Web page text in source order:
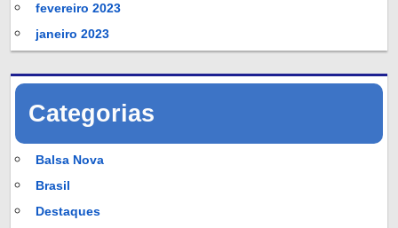
fevereiro 2023
janeiro 2023
Categorias
Balsa Nova
Brasil
Destaques